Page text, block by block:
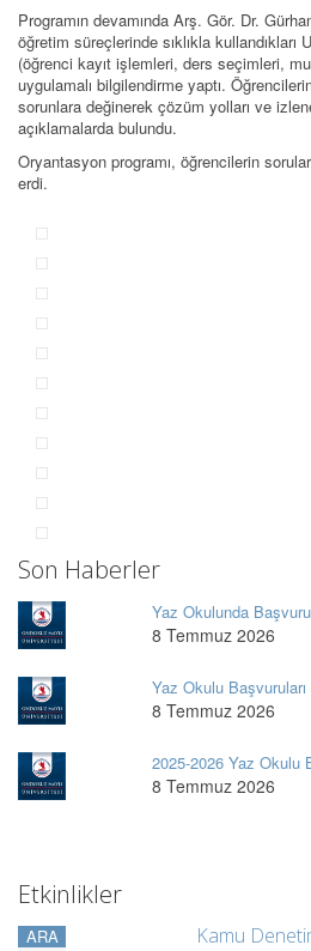
Programın devamında Arş. Gör. Dr.
öğretim süreçlerinde sıklıkla
(öğrenci kayıt işlemleri, ders seçimleri,
uygulamalı bilgilendirme yaptı.
sorunlara değinerek çözüm yolları ve
açıklamalarda bulundu.
Oryantasyon programı, öğrencilerin
erdi.
Son Haberler
Yaz Okulunda
8 Temmuz 2026
Yaz Okulu
8 Temmuz 2026
2025-2026 Yaz Okulu
8 Temmuz 2026
Etkinlikler
ARA Kamu